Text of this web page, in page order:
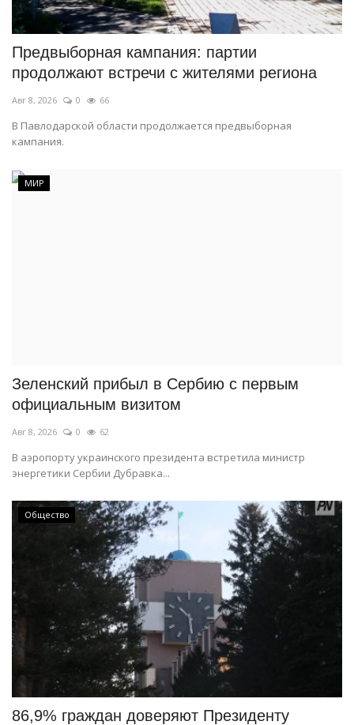
СПОРТ
Чек-лист
РАЗВЛЕЧЕНИЯ
OFFICIAL
Курултай
Предвыборная кампания: партии
продолжают встречи с жителями региона
Авг 8, 2026 0 66
В Павлодарской области продолжается предвыборная
кампания.
МИР
Зеленский прибыл в Сербию с первым
официальным визитом
Авг 8, 2026 0 62
В аэропорту украинского президента встретила министр
энергетики Сербии Дубравка...
Общество
86,9% граждан доверяют Президенту